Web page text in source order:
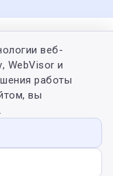
веб-
WebVisor и
работы
вы